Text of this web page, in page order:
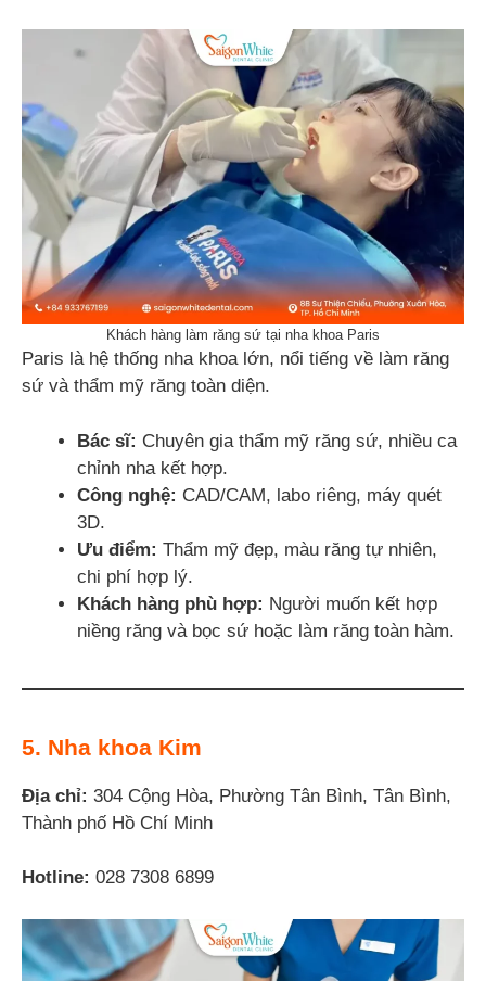
Khách hàng làm răng sứ tại nha khoa Paris
Paris là hệ thống nha khoa lớn, nổi tiếng về làm răng
sứ và thẩm mỹ răng toàn diện.
Bác sĩ: Chuyên gia thẩm mỹ răng sứ, nhiều ca
chỉnh nha kết hợp.
Công nghệ: CAD/CAM, labo riêng, máy quét
3D.
Ưu điểm: Thẩm mỹ đẹp, màu răng tự nhiên,
chi phí hợp lý.
Khách hàng phù hợp: Người muốn kết hợp
niềng răng và bọc sứ hoặc làm răng toàn hàm.
5. Nha khoa Kim
Địa chỉ: 304 Cộng Hòa, Phường Tân Bình, Tân Bình,
Thành phố Hồ Chí Minh
Hotline: 028 7308 6899